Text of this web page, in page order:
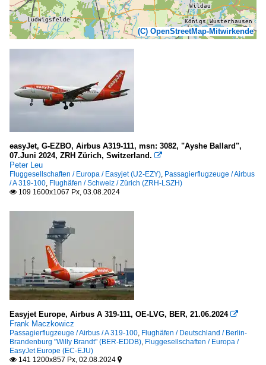
(C) OpenStreetMap-Mitwirkende
easyJet, G-EZBO, Airbus A319-111, msn: 3082, "Ayshe Ballard",
07.Juni 2024, ZRH Zürich, Switzerland. 
Peter Leu
Fluggesellschaften / Europa / Easyjet (U2-EZY), Passagierflugzeuge / Airbus
/ A 319-100, Flughäfen / Schweiz / Zürich (ZRH-LSZH)
 109 1600x1067 Px, 03.08.2024
Easyjet Europe, Airbus A 319-111, OE-LVG, BER, 21.06.2024 
Frank Maczkowicz
Passagierflugzeuge / Airbus / A 319-100, Flughäfen / Deutschland / Berlin-
Brandenburg "Willy Brandt" (BER-EDDB), Fluggesellschaften / Europa /
EasyJet Europe (EC-EJU)
 141 1200x857 Px, 02.08.2024 